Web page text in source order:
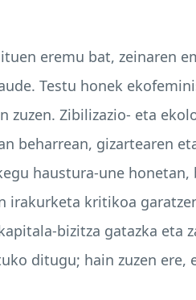
eremu bat, zeinaren
Testu honek
Zibilizazio- eta
beharrean, gizartearen
haustura-une honetan,
kritikoa
bizitza gatazka eta
ditugu; hain zuzen ere,